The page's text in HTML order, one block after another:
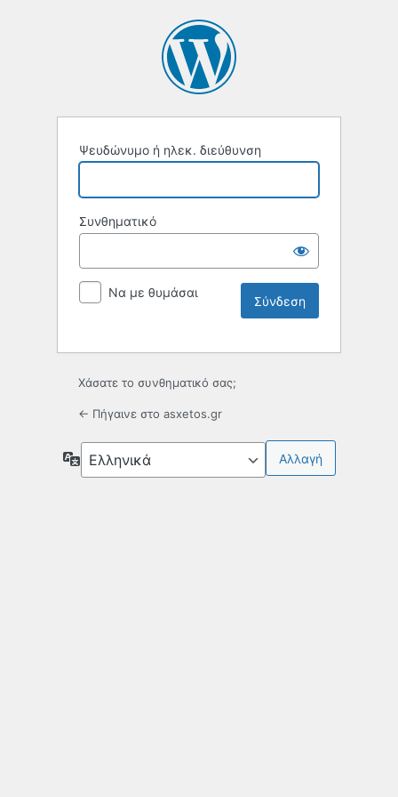
Ψευδώνυμο ή ηλεκ. διεύθυνση
Συνθηματικό
Να με θυμάσαι
Χάσατε το συνθηματικό σας;
← Πήγαινε στο asxetos.gr
Γλώσσα